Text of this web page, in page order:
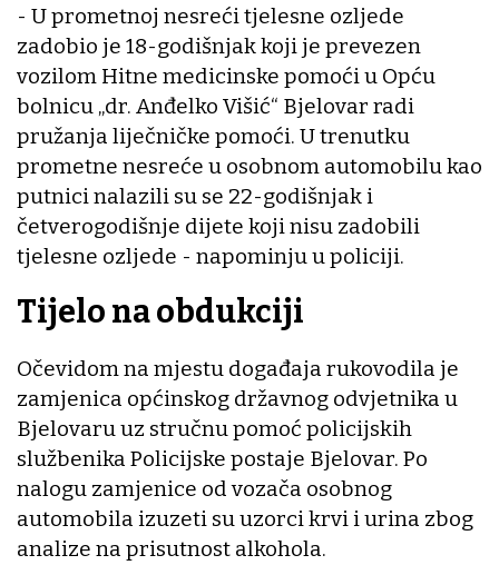
- U prometnoj nesreći tjelesne ozljede
zadobio je 18-godišnjak koji je prevezen
vozilom Hitne medicinske pomoći u Opću
bolnicu „dr. Anđelko Višić“ Bjelovar radi
pružanja liječničke pomoći. U trenutku
prometne nesreće u osobnom automobilu kao
putnici nalazili su se 22-godišnjak i
četverogodišnje dijete koji nisu zadobili
tjelesne ozljede - napominju u policiji.
Tijelo na obdukciji
Očevidom na mjestu događaja rukovodila je
zamjenica općinskog državnog odvjetnika u
Bjelovaru uz stručnu pomoć policijskih
službenika Policijske postaje Bjelovar. Po
nalogu zamjenice od vozača osobnog
automobila izuzeti su uzorci krvi i urina zbog
analize na prisutnost alkohola.